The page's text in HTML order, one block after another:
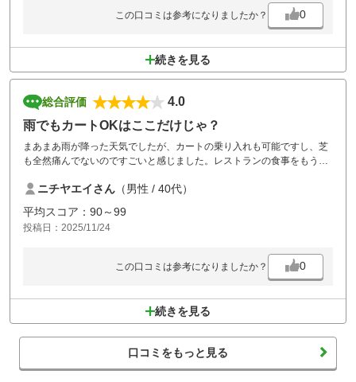
この口コミは参考になりましたか？ 0
続きを見る
総合評価
4.0
雨でもカートOKはここだけじゃ？
まあまあ雨が降った天気でしたが、カートの乗り入れも可能ですし、芝
も全然痛んでないのですごいと感じました。レストランの食事をもう少
ニチヤエイさん （男性 / 40代）
平均スコア：90～99
投稿日：2025/11/24
この口コミは参考になりましたか？ 0
続きを見る
口コミをもっと見る